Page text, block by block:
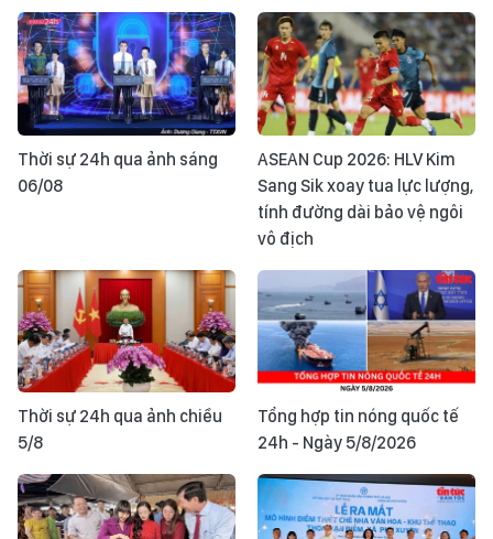
Thời sự 24h qua ảnh sáng
06/08
ASEAN Cup 2026: HLV Kim
Sang Sik xoay tua lực lượng,
tính đường dài bảo vệ ngôi
vô địch
Thời sự 24h qua ảnh chiều
5/8
Tổng hợp tin nóng quốc tế
24h - Ngày 5/8/2026